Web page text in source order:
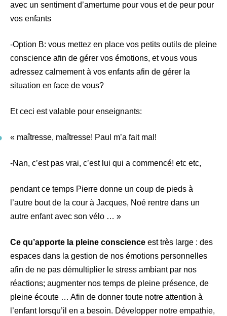
avec un sentiment d’amertume pour vous et de peur pour
vos enfants
-Option B: vous mettez en place vos petits outils de pleine
conscience afin de gérer vos émotions, et vous vous
adressez calmement à vos enfants afin de gérer la
situation en face de vous?
Et ceci est valable pour enseignants:
« maîtresse, maîtresse! Paul m’a fait mal!
-Nan, c’est pas vrai, c’est lui qui a commencé! etc etc,
pendant ce temps Pierre donne un coup de pieds à
l’autre bout de la cour à Jacques, Noé rentre dans un
autre enfant avec son vélo … »
Ce qu’apporte la pleine conscience est très large : des
espaces dans la gestion de nos émotions personnelles
afin de ne pas démultiplier le stress ambiant par nos
réactions; augmenter nos temps de pleine présence, de
pleine écoute … Afin de donner toute notre attention à
l’enfant lorsqu’il en a besoin. Développer notre empathie,